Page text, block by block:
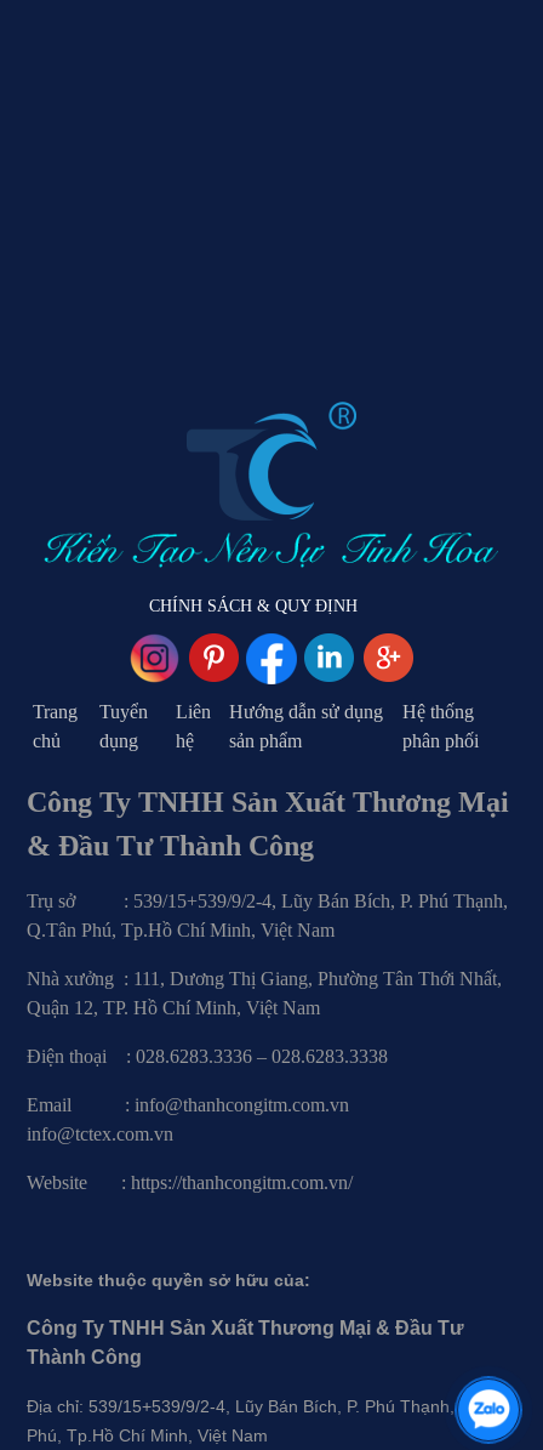
CHÍNH SÁCH & QUY ĐỊNH
Trang
chủ
Tuyển
dụng
Liên
hệ
Hướng dẫn sử dụng
sản phẩm
Hệ thống
phân phối
Công Ty TNHH Sản Xuất Thương Mại
& Đầu Tư Thành Công
Trụ sở : 539/15+539/9/2-4, Lũy Bán Bích, P. Phú Thạnh,
Q.Tân Phú, Tp.Hồ Chí Minh, Việt Nam
Nhà xưởng : 111, Dương Thị Giang, Phường Tân Thới Nhất,
Quận 12, TP. Hồ Chí Minh, Việt Nam
Điện thoại : 028.6283.3336 – 028.6283.3338
Email : info@thanhcongitm.com.vn
info@tctex.com.vn
Website : https://thanhcongitm.com.vn/
Website thuộc quyền sở hữu của:
Công Ty TNHH Sản Xuất Thương Mại & Đầu Tư
Thành Công
Địa chỉ: 539/15+539/9/2-4, Lũy Bán Bích, P. Phú Thạnh, Q.Tân
Phú, Tp.Hồ Chí Minh, Việt Nam